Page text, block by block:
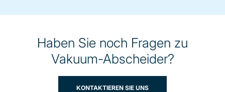
Haben Sie noch Fragen zu
Vakuum-Abscheider?
KONTAKTIEREN SIE UNS